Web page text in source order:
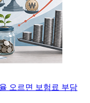
오르면 보험료 부담